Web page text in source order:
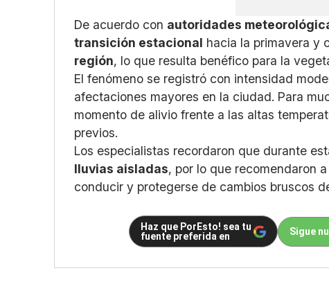
De acuerdo con autoridades
transición estacional hacia la primavera y
región, lo que resulta benéfico para la
El fenómeno se registró con intensidad
afectaciones mayores en la ciudad. Para
momento de alivio frente a las altas
previos.
Los especialistas recordaron que durante
lluvias aisladas, por lo que recomendaron
conducir y protegerse de cambios bruscos
Haz que PorEsto! sea tu
fuente preferida en
Sigue